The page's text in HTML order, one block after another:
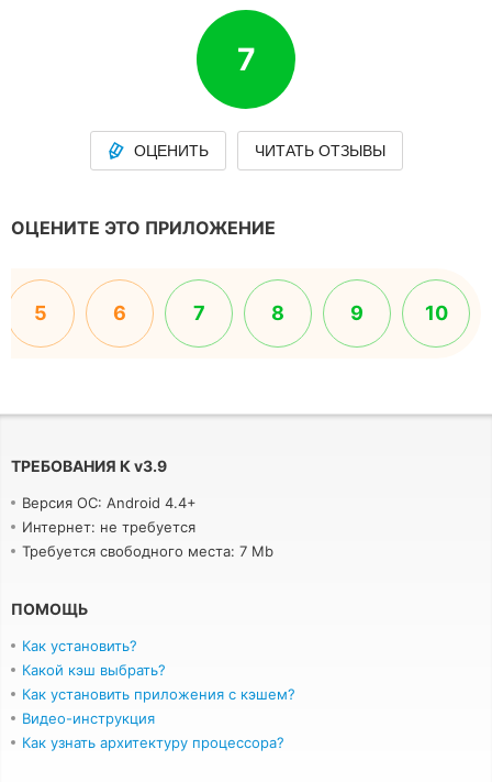
7
ОЦЕНИТЬ ЧИТАТЬ ОТЗЫВЫ
ОЦЕНИТЕ ЭТО ПРИЛОЖЕНИЕ
5 6 7 8 9 10
ТРЕБОВАНИЯ К v3.9
Версия ОС: Android 4.4+
Интернет: не требуется
Требуется свободного места: 7 Mb
ПОМОЩЬ
Как установить?
Какой кэш выбрать?
Как установить приложения с кэшем?
Видео-инструкция
Как узнать архитектуру процессора?